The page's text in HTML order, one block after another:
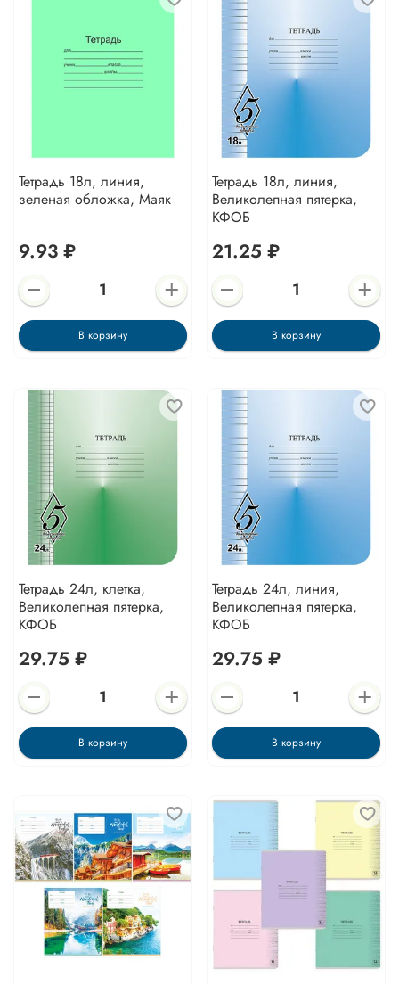
Тетрадь 18л, линия,
зеленая обложка, Маяк
9.93 ₽
В корзину
Тетрадь 18л, линия,
Великолепная пятерка,
КФОБ
21.25 ₽
В корзину
Тетрадь 24л, клетка,
Великолепная пятерка,
КФОБ
29.75 ₽
В корзину
Тетрадь 24л, линия,
Великолепная пятерка,
КФОБ
29.75 ₽
В корзину